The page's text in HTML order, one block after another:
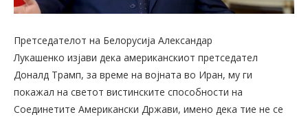
Претседателот на Белорусија Александар
Лукашенко изјави дека американскиот претседател
Доналд Трамп, за време на војната во Иран, му ги
покажал на светот вистинските способности на
Соединетите Американски Држави, имено дека тие не се